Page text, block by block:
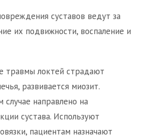
суставов ведут за
их подвижности, воспаление и
травмы локтей страдают
развивается миозит.
случае направлено на
сустава. Используют
пациентам назначают